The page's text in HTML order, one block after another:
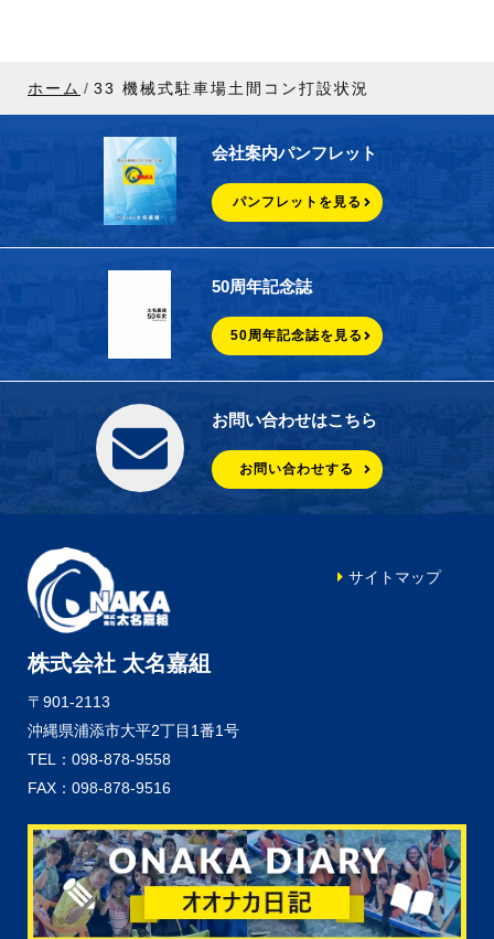
ホーム 33 機械式駐車場土間コン打設状況
会社案内パンフレット
パンフレットを見る
50周年記念誌
50周年記念誌を見る
お問い合わせはこちら
お問い合わせする
株式会社 太名嘉組
〒901-2113
沖縄県浦添市大平2丁目1番1号
TEL：098-878-9558
FAX：098-878-9516
サイトマップ